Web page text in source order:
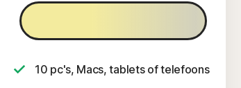
10 pc's, Macs, tablets of telefoons